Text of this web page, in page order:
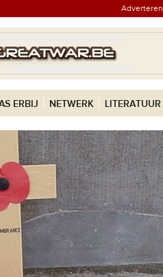
Adverteren
ERBIJ NETWERK LITERATUUR